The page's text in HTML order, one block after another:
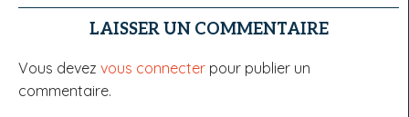
LAISSER UN COMMENTAIRE
Vous devez vous connecter pour publier un
commentaire.